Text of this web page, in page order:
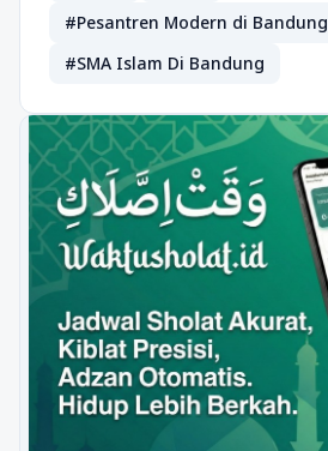
#Pesantren Modern di Bandung
#SMA Islam Di Bandung